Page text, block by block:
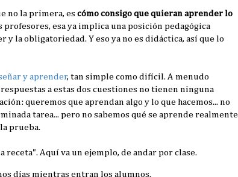
no la primera, es cómo consigo que quieran aprender lo
profesores, esa ya implica una posición pedagógica
y la obligatoriedad. Y eso ya no es didáctica, así que lo
y aprender, tan simple como difícil. A menudo
respuestas a estas dos cuestiones no tienen ninguna
queremos que aprendan algo y lo que hacemos... no
tarea... pero no sabemos qué se aprende realmente
prueba.
receta". Aquí va un ejemplo, de andar por clase.
días mientras entran los alumnos.